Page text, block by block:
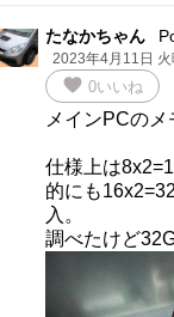
たなかちゃん
2023年4月11日
favorite 0いいね
メインPCのメ
仕様上は
的にも
入。
調べたけど